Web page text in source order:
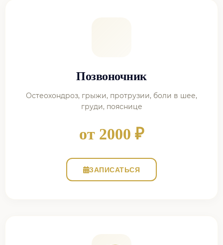
Позвоночник
Остеохондроз, грыжи, протрузии, боли в шее,
груди, пояснице
от 2000 ₽
ЗАПИСАТЬСЯ